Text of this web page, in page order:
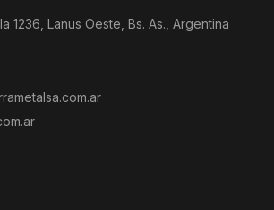
1236, Lanus Oeste, Bs. As., Argentina